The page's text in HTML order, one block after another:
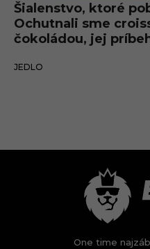
Šialenstvo, ktoré
Ochutnali sme
čokoládou, jej
JEDLO
One time